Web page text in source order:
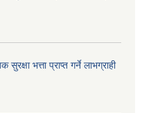
भत्ता प्राप्त गर्ने लाभग्राही